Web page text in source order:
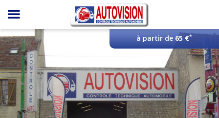
Panneau de gestion des cookies
à partir de 65 €*